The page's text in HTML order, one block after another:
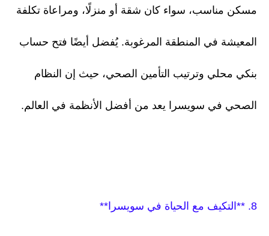
مسكن مناسب، سواء كان شقة أو منزلًا، ومراعاة تكلفة
المعيشة في المنطقة المرغوبة. يُفضل أيضًا فتح حساب
بنكي محلي وترتيب التأمين الصحي، حيث إن النظام
الصحي في سويسرا يعد من أفضل الأنظمة في العالم.
8. **التكيف مع الحياة في سويسرا**